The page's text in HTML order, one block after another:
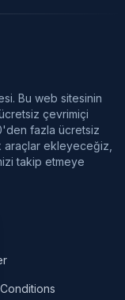
Bu web sitesinin
çevrimiçi
fazla ücretsiz
araçlar ekleyeceğiz,
takip etmeye
Conditions